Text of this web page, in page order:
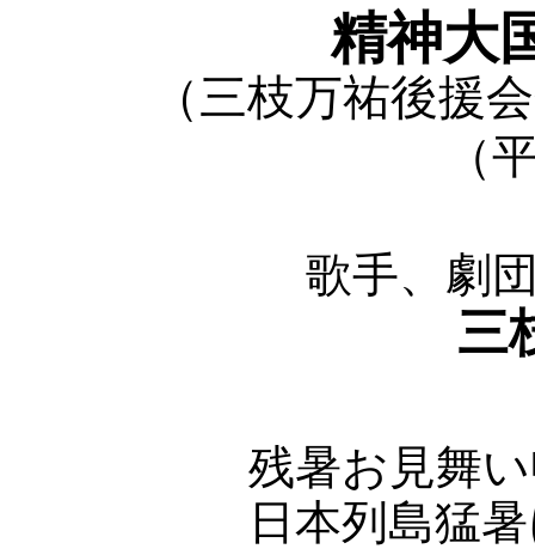
精神大
（三枝万祐後援
（
歌手、劇
三
残暑お見舞
日本列島猛